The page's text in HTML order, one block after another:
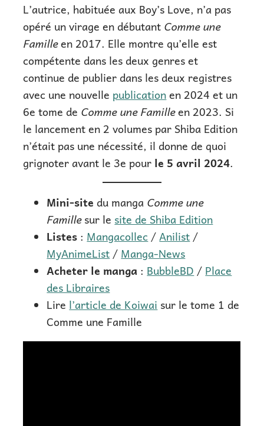
L’autrice, habituée aux Boy’s Love, n’a pas
opéré un virage en débutant Comme une
Familleen 2017. Elle montre qu’elle est
compétente dans les deux genres et
continue de publier dans les deux registres
avec une nouvelle publicationen 2024 et un
6e tome de Comme une Familleen 2023. Si
le lancement en 2 volumes par Shiba Edition
n’était pas une nécessité, il donne de quoi
grignoter avant le 3e pour le 5 avril 2024.
Mini-site du manga Comme une
Famillesur le site de Shiba Edition
Listes : Mangacollec /Anilist/
MyAnimeList/ Manga-News
Acheter le manga : BubbleBD / Place
des Libraires
Lire l’article de Koiwai sur le tome 1 de
Comme une Famille